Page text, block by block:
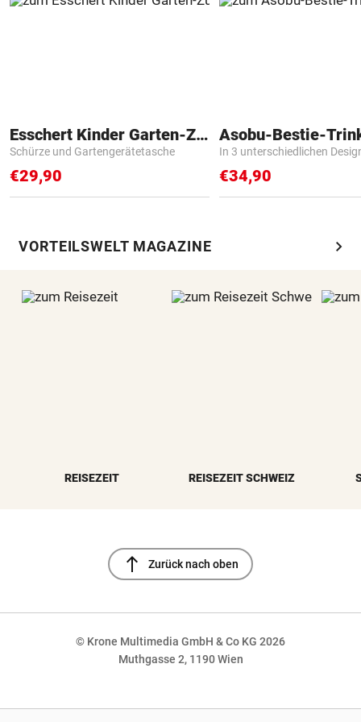
Esschert Kinder Garten-Zubehör
Schürze und Gartengerätetasche
€29,90
Asobu-Bestie-
In 3 unterschiedlichen
€34,90
VORTEILSWELT MAGAZINE chevron_right
REISEZEIT REISEZEIT SCHWEIZ
north Zurück nach oben
© Krone Multimedia GmbH & Co KG 2026
Muthgasse 2, 1190 Wien
NaN%